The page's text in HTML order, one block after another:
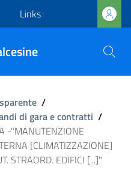
Links
/
di gara e contratti /
-"MANUTENZIONE
[CLIMATIZZAZIONE]
STRAORD. EDIFICI [...]"